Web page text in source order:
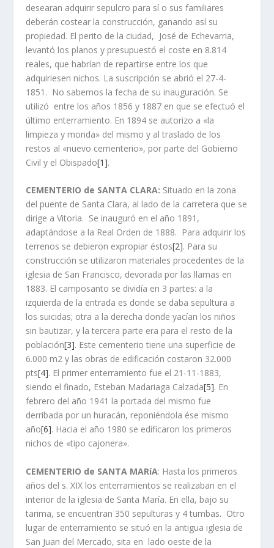
desearan adquirir sepulcro para sí­ o sus familiares
deberán costear la construcción, ganando así­ su
propiedad. El perito de la ciudad, José de Echevarria,
levantó los planos y presupuestó el coste en 8.814
reales, que habrí­an de repartirse entre los que
adquiriesen nichos. La suscripción se abrió el 27-4-
1851. No sabemos la fecha de su inauguración. Se
utilizó entre los años 1856 y 1887 en que se efectuó el
último enterramiento. En 1894 se autorizo a «la
limpieza y monda» del mismo y al traslado de los
restos al «nuevo cementerio», por parte del Gobierno
Civil y el Obispado[1].
CEMENTERIO de SANTA CLARA: Situado en la zona
del puente de Santa Clara, al lado de la carretera que se
dirige a Vitoria. Se inauguró en el año 1891,
adaptándose a la Real Orden de 1888. Para adquirir los
terrenos se debieron expropiar éstos[2]. Para su
construcción se utilizaron materiales procedentes de la
iglesia de San Francisco, devorada por las llamas en
1883. El camposanto se dividí­a en 3 partes: a la
izquierda de la entrada es donde se daba sepultura a
los suicidas; otra a la derecha donde yací­an los niños
sin bautizar, y la tercera parte era para el resto de la
población[3]. Este cementerio tiene una superficie de
6.000 m2 y las obras de edificación costaron 32.000
pts[4]. El primer enterramiento fue el 21-11-1883,
siendo el finado, Esteban Madariaga Calzada[5]. En
febrero del año 1941 la portada del mismo fue
derribada por un huracán, reponiéndola ése mismo
año[6]. Hacia el año 1980 se edificaron los primeros
nichos de «tipo cajonera».
CEMENTERIO de SANTA MARíA: Hasta los primeros
años del s. XIX los enterramientos se realizaban en el
interior de la iglesia de Santa Marí­a. En ella, bajo su
tarima, se encuentran 350 sepulturas y 4 tumbas. Otro
lugar de enterramiento se situó en la antigua iglesia de
San Juan del Mercado, sita en lado oeste de la